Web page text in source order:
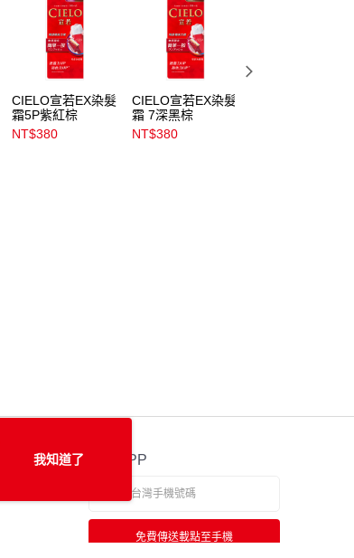
CIELO宣若EX染髮
霜5P紫紅棕
NT$380
CIELO宣若EX染髮
霜 7深黑棕
NT$380
官方APP
免費傳送載點至手機
我知道了